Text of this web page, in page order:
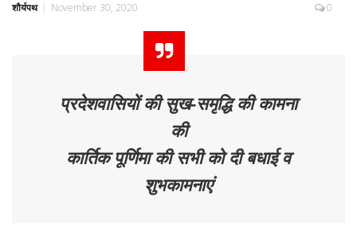
शौर्यपथ November 30, 2020 0
प्रदेशवासियों की सुख-समृद्धि की कामना
की
कार्तिक पूर्णिमा की सभी को दी बधाई व
शुभकामनाएं